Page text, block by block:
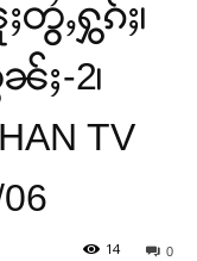
ႇႁွၵ်ႈ၊
ႈ-2၊
TV
0
14